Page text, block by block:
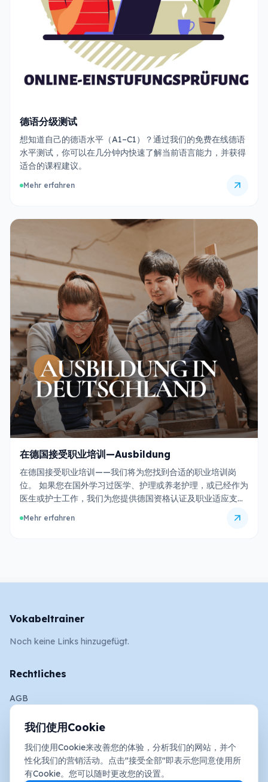
德语分级测试
想知道自己的德语水平（A1–C1）？通过我们的免费在线德语
水平测试，你可以在几分钟内快速了解当前语言能力，并获得
适合的课程建议。
Mehr erfahren arrow_outward
在德国接受职业培训—Ausbildung
在德国接受职业培训——我们将为您找到合适的职业培训岗
位。 如果您在国外学习过医学、护理或养老护理，或已经作为
医生或护士工作，我们为您提供德国资格认证及职业适应支
Mehr erfahren arrow_outward
Vokabeltrainer
Noch keine Links hinzugefügt.
Rechtliches
AGB
Datenschutz und Cookies
Social Media
我们使用Cookie
我们使用Cookie来改善您的体验，分析我们的网站，并个
性化我们的营销活动。点击"接受全部"即表示您同意使用所
有Cookie。您可以随时更改您的设置。